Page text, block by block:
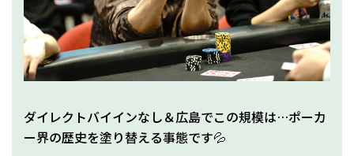
ダイレクトバイインなし＆広島でこの規模は…ポーカ
ー界の歴史を塗り替える事態です💦